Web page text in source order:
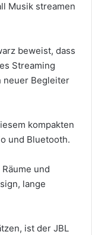
Musik streamen
beweist, dass
Streaming
neuer Begleiter
kompakten
und Bluetooth.
und
lange
ist der JBL